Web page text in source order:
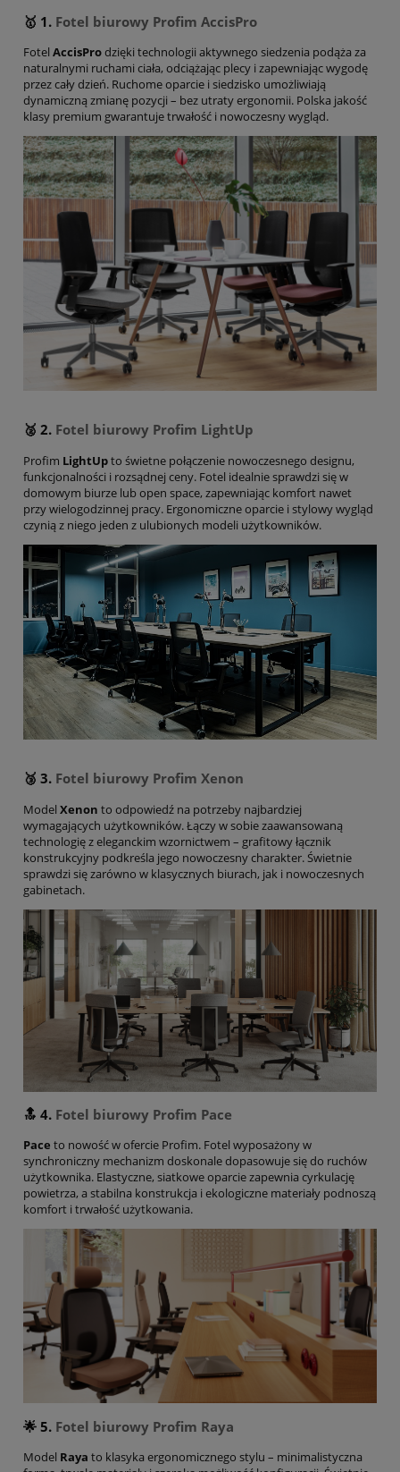
🥇 1. Fotel biurowy Profim AccisPro
Fotel AccisProdzięki technologii aktywnego siedzenia podąża za
naturalnymi ruchami ciała, odciążając plecy i zapewniając wygodę
przez cały dzień. Ruchome oparcie i siedzisko umożliwiają
dynamiczną zmianę pozycji – bez utraty ergonomii. Polska jakość
klasy premium gwarantuje trwałość i nowoczesny wygląd.
🥈 2. Fotel biurowy Profim LightUp
Profim LightUpto świetne połączenie nowoczesnego designu,
funkcjonalności i rozsądnej ceny. Fotel idealnie sprawdzi się w
domowym biurze lub open space, zapewniając komfort nawet
przy wielogodzinnej pracy. Ergonomiczne oparcie i stylowy wygląd
czynią z niego jeden z ulubionych modeli użytkowników.
🥉 3. Fotel biurowy Profim Xenon
Model Xenon to odpowiedź na potrzeby najbardziej
wymagających użytkowników. Łączy w sobie zaawansowaną
technologię z eleganckim wzornictwem – grafitowy łącznik
konstrukcyjny podkreśla jego nowoczesny charakter. Świetnie
sprawdzi się zarówno w klasycznych biurach, jak i nowoczesnych
gabinetach.
🔝 4. Fotel biurowy Profim Pace
Pace to nowość w ofercie Profim. Fotel wyposażony w
synchroniczny mechanizm doskonale dopasowuje się do ruchów
użytkownika. Elastyczne, siatkowe oparcie zapewnia cyrkulację
powietrza, a stabilna konstrukcja i ekologiczne materiały podnoszą
komfort i trwałość użytkowania.
🌟 5. Fotel biurowy Profim Raya
Model Raya to klasyka ergonomicznego stylu – minimalistyczna